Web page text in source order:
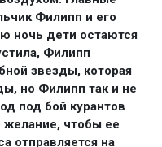
Филипп и его
ночь дети остаются
Филипп
звезды, которая
но Филипп так и не
под бой курантов
желание, чтобы ее
отправляется на